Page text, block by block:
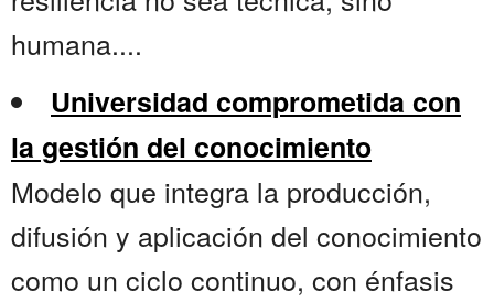
humana....
Universidad comprometida con
la gestión del conocimiento
Modelo que integra la producción,
difusión y aplicación del conocimiento
como un ciclo continuo, con énfasis